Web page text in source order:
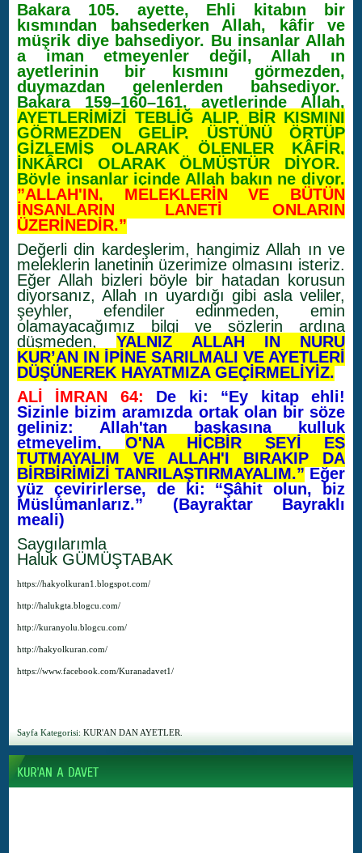
Bakara 105. ayette, Ehli kitabın bir
kısmından bahsederken Allah, kâfir ve
müşrik diye bahsediyor. Bu insanlar Allah
a iman etmeyenler değil, Allah ın
ayetlerinin bir kısmını görmezden,
duymazdan gelenlerden bahsediyor.
Bakara 159–160–161. ayetlerinde Allah,
AYETLERİMİZİ TEBLİĞ ALIP, BİR KISMINI
GÖRMEZDEN GELİP, ÜSTÜNÜ ÖRTÜP
GİZLEMİŞ OLARAK ÖLENLER KÂFİR,
İNKÂRCI OLARAK ÖLMÜŞTÜR DİYOR.
Böyle insanlar içinde Allah bakın ne diyor.
”ALLAH'IN, MELEKLERİN VE BÜTÜN
İNSANLARIN LANETİ ONLARIN
ÜZERİNEDİR.”
Değerli din kardeşlerim, hangimiz Allah ın ve
meleklerin lanetinin üzerimize olmasını isteriz.
Eğer Allah bizleri böyle bir hatadan korusun
diyorsanız, Allah ın uyardığı gibi asla veliler,
şeyhler, efendiler edinmeden, emin
olamayacağımız bilgi ve sözlerin ardına
düşmeden,YALNIZ ALLAH IN NURU
KUR’AN IN İPİNE SARILMALI VE AYETLERİ
DÜŞÜNEREK HAYATMIZA GEÇİRMELİYİZ.
ALİ İMRAN 64:
De ki: “Ey kitap ehli!
Sizinle bizim aramızda ortak olan bir söze
geliniz: Allah'tan başkasına kulluk
etmeyelim, O'NA HİÇBİR ŞEYİ EŞ
TUTMAYALIM VE ALLAH'I BIRAKIP DA
BİRBİRİMİZİ TANRILAŞTIRMAYALIM.” Eğer
yüz çevirirlerse, de ki: “Şâhit olun, biz
Müslümanlarız.” (Bayraktar Bayraklı
meali)
Saygılarımla
Haluk GÜMÜŞTABAK
https://hakyolkuran1.blogspot.com/
http://halukgta.blogcu.com/
http://kuranyolu.blogcu.com/
http://hakyolkuran.com/
https://www.facebook.com/Kuranadavet1/
Sayfa Kategorisi: KUR'AN DAN AYETLER.